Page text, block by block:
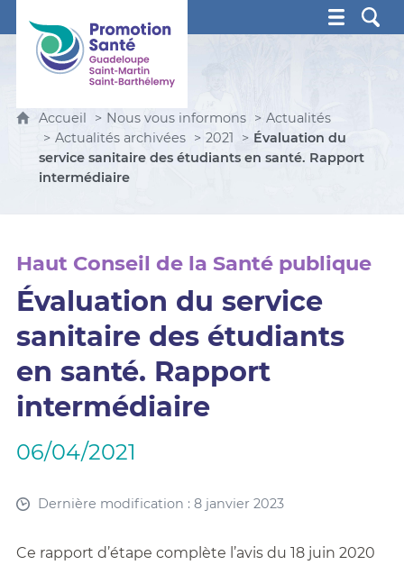
Promotion Santé Guadeloupe, Saint-Martin, Saint
Accueil Nous vous informons
Actualités
Actualités archivées
2021
Évaluation du
service sanitaire des étudiants en santé. Rapport
intermédiaire
Haut Conseil de la Santé publique
Évaluation du service
sanitaire des étudiants
en santé. Rapport
intermédiaire
06/04/2021
Dernière modification : 8 janvier 2023
Ce rapport d’étape complète l’avis du 18 juin 2020